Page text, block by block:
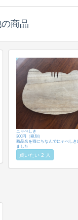
商品
ニャべしき
300円（税別）
商品名を猫にちなんでにゃべしき
ました
買いたい 2 人